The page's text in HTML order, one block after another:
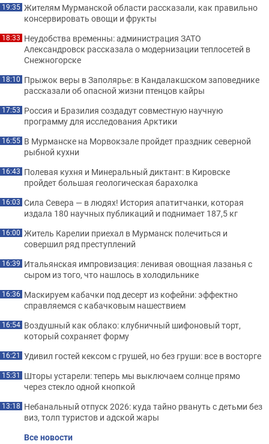
19:35 Жителям Мурманской области рассказали, как правильно
консервировать овощи и фрукты
18:33 Неудобства временны: администрация ЗАТО
Александровск рассказала о модернизации теплосетей в
Снежногорске
18:10 Прыжок веры в Заполярье: в Кандалакшском заповеднике
рассказали об опасной жизни птенцов кайры
17:53 Россия и Бразилия создадут совместную научную
программу для исследования Арктики
16:55 В Мурманске на Морвокзале пройдет праздник северной
рыбной кухни
16:43 Полевая кухня и Минеральный диктант: в Кировске
пройдет большая геологическая барахолка
16:03 Сила Севера — в людях! История апатитчанки, которая
издала 180 научных публикаций и поднимает 187,5 кг
16:00 Житель Карелии приехал в Мурманск полечиться и
совершил ряд преступлений
16:39 Итальянская импровизация: ленивая овощная лазанья с
сыром из того, что нашлось в холодильнике
16:36 Маскируем кабачки под десерт из кофейни: эффектно
справляемся с кабачковым нашествием
16:54 Воздушный как облако: клубничный шифоновый торт,
который сохраняет форму
16:21 Удивил гостей кексом с грушей, но без груши: все в восторге
15:31 Шторы устарели: теперь мы выключаем солнце прямо
через стекло одной кнопкой
13:18 Небанальный отпуск 2026: куда тайно рвануть с детьми без
виз, толп туристов и адской жары
Все новости